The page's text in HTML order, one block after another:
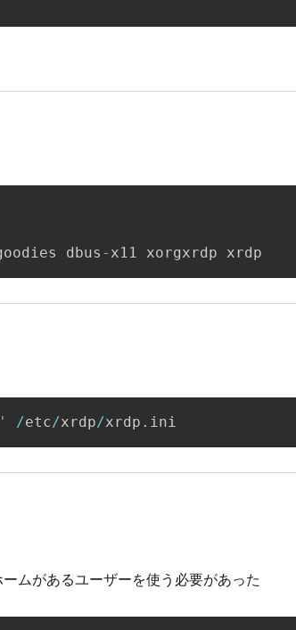
dbus - x11 xorgxrdp xrdp
/etc/xrdp/xrdp . ini
ムがあるユーザーを使う必要があった